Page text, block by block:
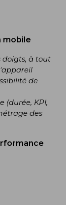
mobile
doigts, à tout
de
(durée, KPI,
des